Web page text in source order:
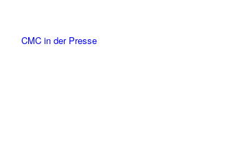
CMC in der Presse